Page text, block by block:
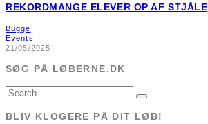
REKORDMANGE ELEVER OP AF STJÅLE
Bugge
Events
21/05/2025
SØG PÅ LØBERNE.DK
BLIV KLOGERE PÅ DIT LØB!